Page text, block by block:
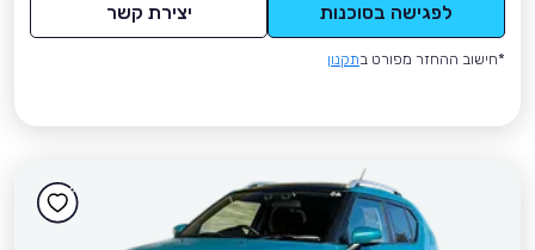
לפגישה בסוכנות יצירת קשר
*חישוב ההחזר מפורט בתקנון